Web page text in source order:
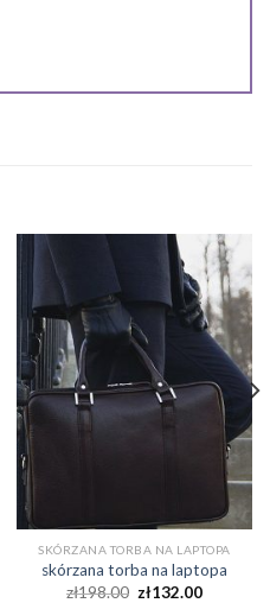
SKÓRZANA TORBA NA LAPTOPA
skórzana torba na laptopa
zł198.00 zł132.00